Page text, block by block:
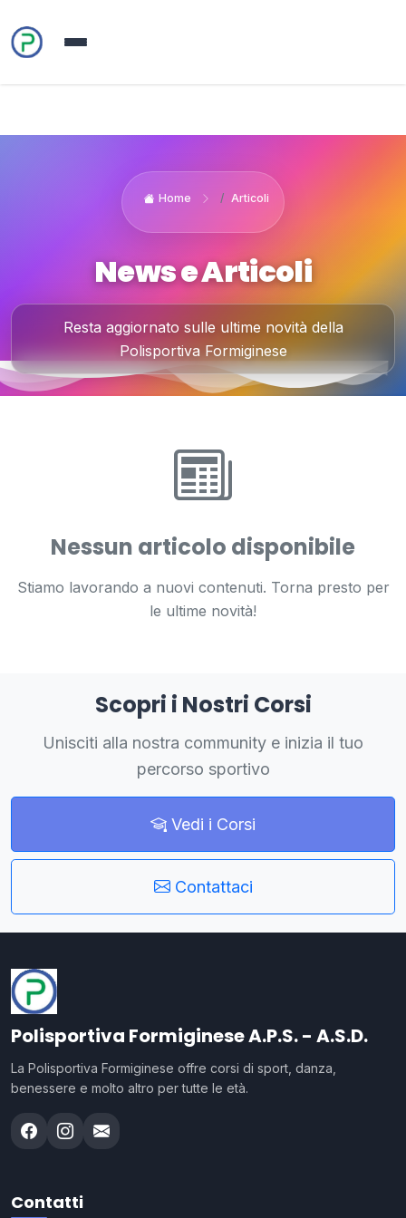
Home Articoli
News e Articoli
Resta aggiornato sulle ultime novità della
Polisportiva Formiginese
Nessun articolo disponibile
Stiamo lavorando a nuovi contenuti. Torna presto per
le ultime novità!
Scopri i Nostri Corsi
Unisciti alla nostra community e inizia il tuo
percorso sportivo
Vedi i Corsi
Contattaci
Polisportiva Formiginese A.P.S. - A.S.D.
La Polisportiva Formiginese offre corsi di sport, danza,
benessere e molto altro per tutte le età.
Contatti